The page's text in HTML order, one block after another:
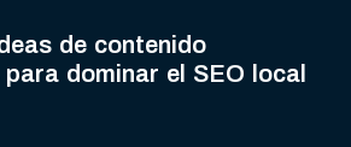
de contenido
dominar el SEO local